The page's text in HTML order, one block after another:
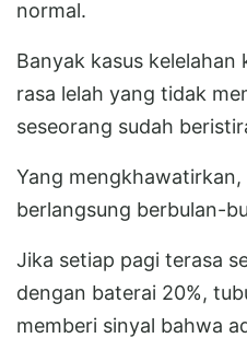
normal.
Banyak kasus
rasa lelah yang tidak
seseorang sudah
Yang
berlangsung berbulan-
Jika setiap pagi terasa
dengan baterai 20%,
memberi sinyal bahwa